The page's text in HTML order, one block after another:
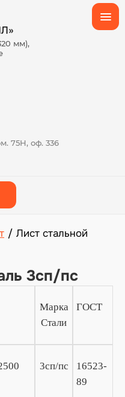
мм),
75Н, оф. 336
/ Лист стальной
3сп/пс
Марка
Стали
ГОСТ
3сп/пс
16523-
89